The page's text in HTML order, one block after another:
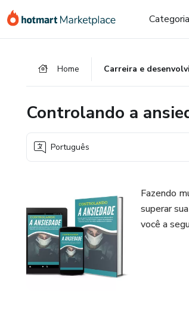
para
para
para
Home Carreira e
Controlando a
Português
Fazendo
superar
você a